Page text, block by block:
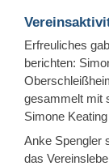
Erfreuliches
berichten:
gesammelt mit
Simone
Anke Spengler
das